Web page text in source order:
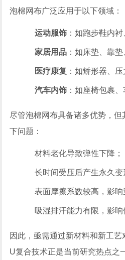
泡棉网布广泛应用于以下领域：
运动服饰 ：如跑步鞋内
家居用品 ：如床垫、靠
医疗康复 ：如矫形器、
汽车内饰 ：如座椅包裹、
尽管泡棉网布具备诸多优势，
下问题：
材料老化导致弹性下降；
长时间受压后产生永久变
表面摩擦系数较高，影响
吸湿排汗能力有限，影响
因此，亟需通过新材料和新工
U复合技术正是当前研究热点之